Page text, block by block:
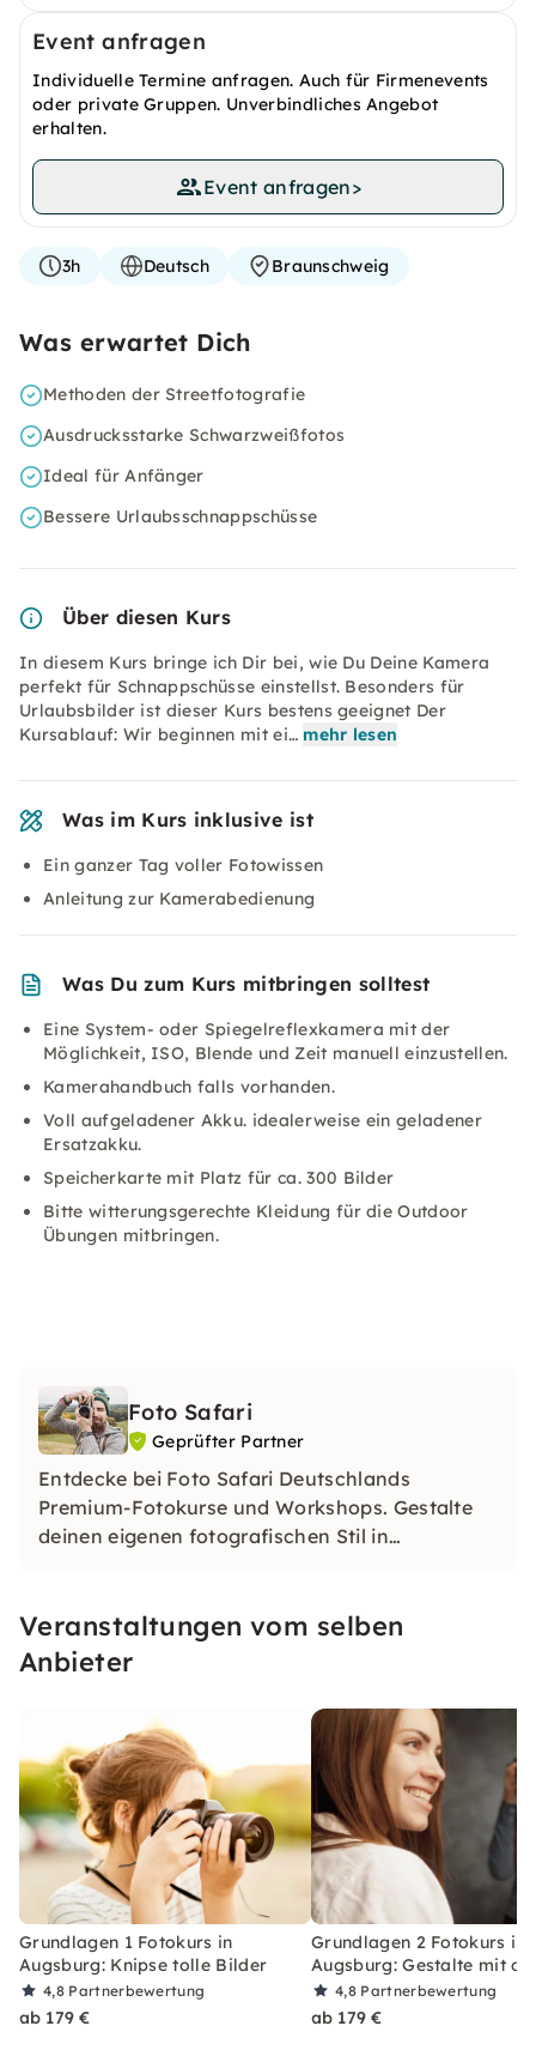
Event anfragen
Individuelle Termine anfragen. Auch für Firmenevents
oder private Gruppen. Unverbindliches Angebot
erhalten.
Event anfragen>
3h Deutsch Braunschweig
Was erwartet Dich
Methoden der Streetfotografie
Ausdrucksstarke Schwarzweißfotos
Ideal für Anfänger
Bessere Urlaubsschnappschüsse
Über diesen Kurs
In diesem Kurs bringe ich Dir bei, wie Du Deine Kamera
perfekt für Schnappschüsse einstellst. Besonders für
Urlaubsbilder ist dieser Kurs bestens geeignet Der
Kursablauf: Wir beginnen mit ei… mehr lesen
Was im Kurs inklusive ist
Ein ganzer Tag voller Fotowissen
Anleitung zur Kamerabedienung
Was Du zum Kurs mitbringen solltest
Eine System- oder Spiegelreflexkamera mit der
Möglichkeit, ISO, Blende und Zeit manuell einzustellen.
Kamerahandbuch falls vorhanden.
Voll aufgeladener Akku. idealerweise ein geladener
Ersatzakku.
Speicherkarte mit Platz für ca. 300 Bilder
Bitte witterungsgerechte Kleidung für die Outdoor
Übungen mitbringen.
Foto Safari
Geprüfter Partner
Entdecke bei Foto Safari Deutschlands
Premium-Fotokurse und Workshops. Gestalte
deinen eigenen fotografischen Stil in
Welt der Fotografie.
Veranstaltungen vom selben
Anbieter
Grundlagen 1 Fotokurs in
Augsburg: Knipse tolle Bilder
4,8 Partnerbewertung
ab 179 €
Grundlagen 2 Fotokurs in
Augsburg: Gestalte mit
4,8 Partnerbewertung
ab 179 €